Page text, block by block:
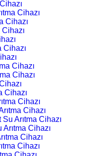
Cihazı
Cihazı
Cihazı
Cihazı
Cihazı
Cihazı
Cihazı
Cihazı
Arıtma Cihazı
Cihazı
Cihazı
Cihazı